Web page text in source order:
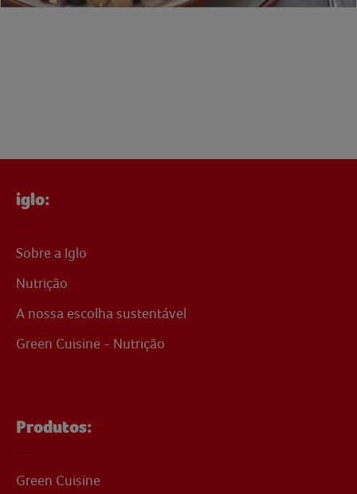
iglo:
Sobre a Iglo
Nutrição
A nossa escolha sustentável
Green Cuisine - Nutrição
Produtos:
Green Cuisine